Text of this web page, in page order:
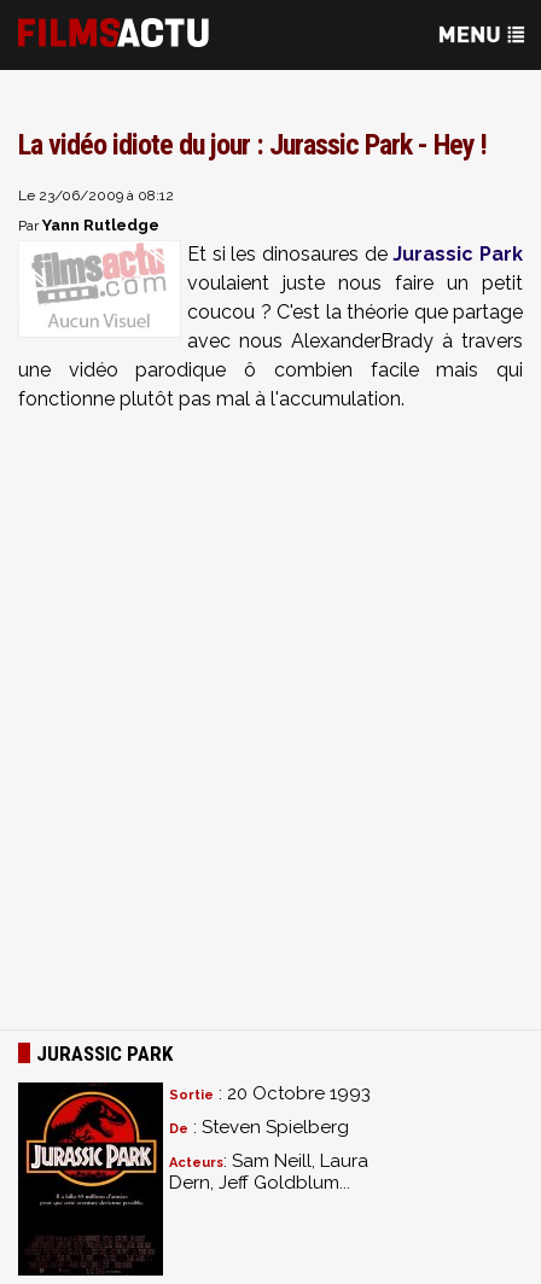
La vidéo idiote du jour : Jurassic Park - Hey !
Le 23/06/2009 à 08:12
ParYann Rutledge
Et si les dinosaures deJurassic Park
voulaient juste nous faire un petit
coucou ? C'est la théorie que partage
avec nous AlexanderBrady à travers
une vidéo parodique ô combien facile mais qui
fonctionne plutôt pas mal à l'accumulation.
JURASSIC PARK
Sortie : 20 Octobre 1993
De : Steven Spielberg
Acteurs: Sam Neill, Laura
Dern, Jeff Goldblum...